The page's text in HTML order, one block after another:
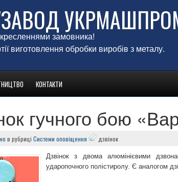
замовника!
виготовлення обробки виробів з металу.
КОНТАКТИ
гучного бою
в рубриці Системи оповіщення дзвінок
Дзвінок з двома алюмінієвими
ударопочного полістиролу. Є аналогом